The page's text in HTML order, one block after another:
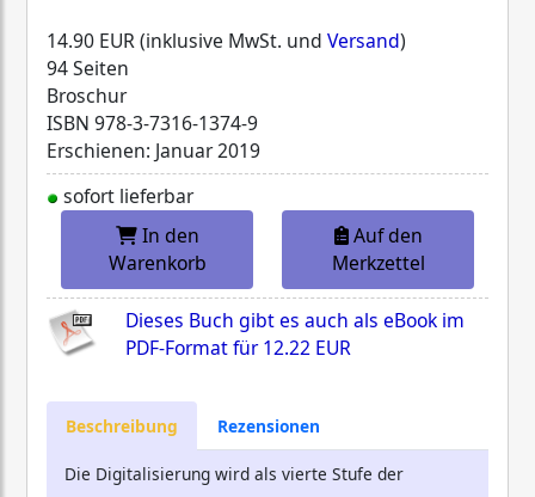
14.90 EUR (inklusive MwSt. und Versand)
94 Seiten
Broschur
ISBN 978-3-7316-1374-9
Erschienen: Januar 2019
sofort lieferbar
In den
Warenkorb
Auf den
Merkzettel
Dieses Buch gibt es auch als eBook im
PDF-Format für12.22 EUR
Beschreibung Rezensionen
Die Digitalisierung wird als vierte Stufe der